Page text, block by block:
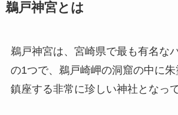
鵜戸神宮とは
鵜戸神宮は、宮崎県で最も有名な
の1つで、鵜戸崎岬の洞窟の中に
鎮座する非常に珍しい神社となっ